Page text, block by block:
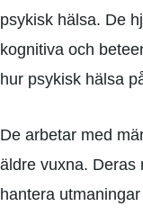
psykisk hälsa. De
kognitiva och
hur psykisk hälsa
De arbetar med
äldre vuxna. Deras
hantera